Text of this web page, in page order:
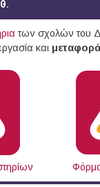
των σχολών του
και